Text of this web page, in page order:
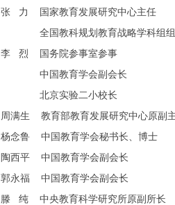
张 力 国家教育发展研究中心主任
全国教科规划教育战略学科组组
李 烈 国务院参事室参事
中国教育学会副会长
北京实验二小校长
周满生 教育部教育发展研究中心原副
杨念鲁 中国教育学会秘书长、博士
陶西平 中国教育学会副会长
郭永福 中国教育学会副会长
滕 纯 中央教育科学研究所原副所长